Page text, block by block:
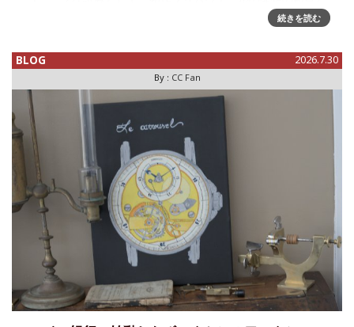
なった時計師のヤーゲンセン一族に注目、そのルーツを探る
続きを読む
BLOG 2026.7.30
By : CC Fan